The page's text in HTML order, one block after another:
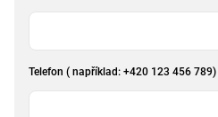
Telefon ( například: +420 123 456 789)